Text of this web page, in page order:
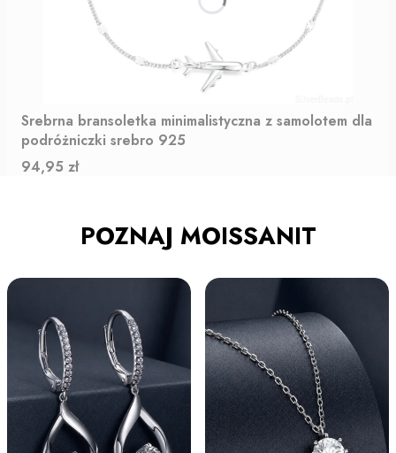
Srebrna bransoletka minimalistyczna z samolotem dla
podróżniczki srebro 925
Cena
94,95 zł
POZNAJ MOISSANIT